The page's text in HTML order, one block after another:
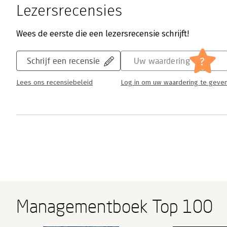
Lezersrecensies
Wees de eerste die een lezersrecensie schrijft!
Schrijf een recensie
Lees ons recensiebeleid
Uw waardering ?
Log in om uw waardering te
Managementboek Top 100